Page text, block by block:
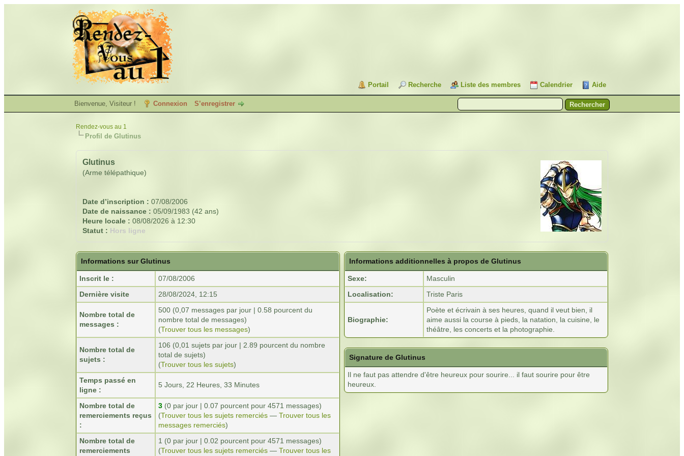
Portail Recherche Liste des membres Calendrier Aide
Bienvenue, Visiteur ! Connexion S’enregistrer
Rendez-vous au 1
Profil de Glutinus
Glutinus
(Arme télépathique)
Date d’inscription : 07/08/2006
Date de naissance : 05/09/1983 (42 ans)
Heure locale : 08/08/2026 à 12:30
Statut : Hors ligne
Informations sur Glutinus
Inscrit le :
07/08/2006
Dernière visite
28/08/2024, 12:15
Nombre total de
messages :
500 (0,07 messages par jour | 0.58 pourcent du
nombre total de messages)
(Trouver tous les messages)
Nombre total de
sujets :
106 (0,01 sujets par jour | 2.89 pourcent du nombre
total de sujets)
(Trouver tous les sujets)
Temps passé en
ligne :
5 Jours, 22 Heures, 33 Minutes
Nombre total de
remerciements reçus
:
3(0 par jour | 0.07 pourcent pour 4571 messages)
(Trouver tous les sujets remerciés— Trouver tous les
messages remerciés)
Nombre total de
remerciements
1 (0 par jour | 0.02 pourcent pour 4571 messages)
(Trouver tous les sujets remerciés— Trouver tous les
Informations additionnelles à propos de Glutinus
Sexe:
Masculin
Localisation:
Triste Paris
Biographie:
Poète et écrivain à ses heures, quand il veut bien, il
aime aussi la course à pieds, la natation, la cuisine, le
théâtre, les concerts et la photographie.
Signature de Glutinus
Il ne faut pas attendre d'être heureux pour sourire... il faut sourire pour être
heureux.